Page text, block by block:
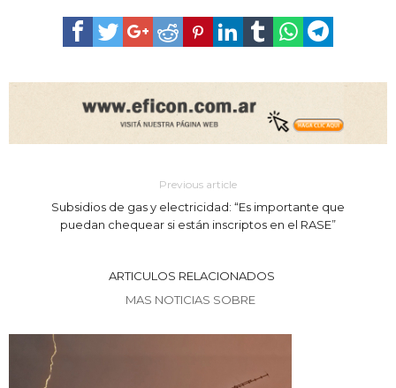
Previous article
Subsidios de gas y electricidad: “Es importante que
puedan chequear si están inscriptos en el RASE”
ARTICULOS RELACIONADOS
MAS NOTICIAS SOBRE